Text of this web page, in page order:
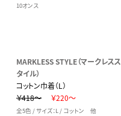
10オンス
MARKLESS STYLE（マークレスス
タイル）
コットン巾着（L）
￥418～
￥220～
全5色 / サイズ：L / コットン 他